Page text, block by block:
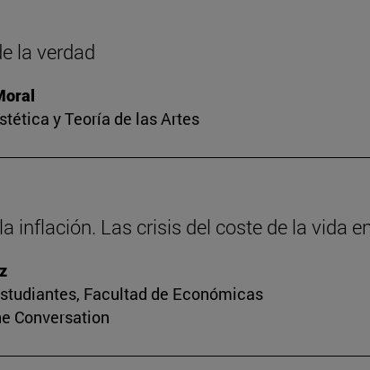
la verdad
y Teoría de las Artes
inflación. Las crisis del coste de la vida
Facultad de Económicas
Conversation